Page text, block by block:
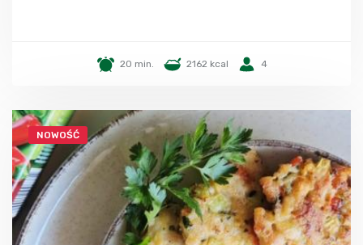
20 min. 2162 kcal 4
NOWOŚĆ